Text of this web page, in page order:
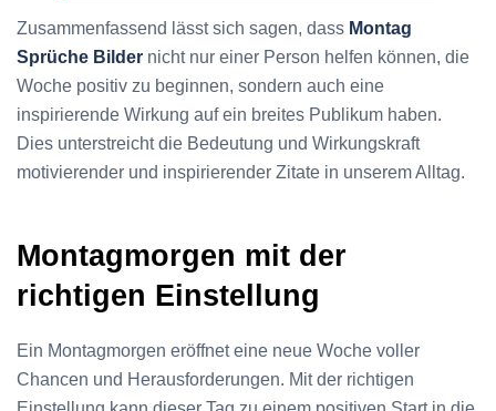
Zusammenfassend lässt sich sagen, dass Montag
Sprüche Bilder nicht nur einer Person helfen können, die
Woche positiv zu beginnen, sondern auch eine
inspirierende Wirkung auf ein breites Publikum haben.
Dies unterstreicht die Bedeutung und Wirkungskraft
motivierender und inspirierender Zitate in unserem Alltag.
Montagmorgen mit der
richtigen Einstellung
Ein Montagmorgen eröffnet eine neue Woche voller
Chancen und Herausforderungen. Mit der richtigen